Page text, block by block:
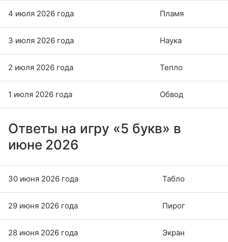
4 июля 2026 года Пламя
3 июля 2026 года Наука
2 июля 2026 года Тепло
1 июля 2026 года Обвод
Ответы на игру «5 букв» в
июне 2026
30 июня 2026 года Табло
29 июня 2026 года Пирог
28 июня 2026 года Экран